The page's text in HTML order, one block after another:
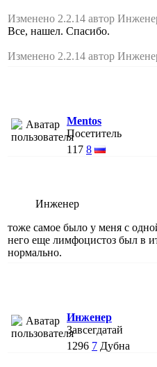
Изменено 2.2.14 автор
Все, нашел. Спасибо.
Изменено 2.2.14 автор
Mentos
Посетитель
117 8
Инженер
тоже самое было у меня с
него еще лимфоцистоз был в
нормально.
Инженер
Завсегдатай
1296 7 Дубна